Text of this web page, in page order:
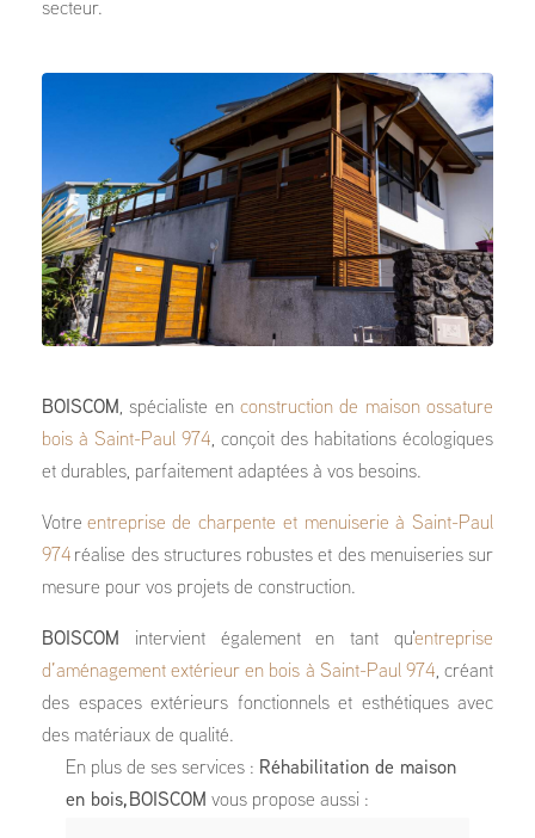
secteur.
BOISCOM , spécialiste en construction de maison ossature
bois à Saint-Paul 974, conçoit des habitations écologiques
et durables, parfaitement adaptées à vos besoins.
Votre entreprise de charpente et menuiserie à Saint-Paul
974 réalise des structures robustes et des menuiseries sur
mesure pour vos projets de construction.
BOISCOM intervient également en tant qu'entreprise
d’aménagement extérieur en bois à Saint-Paul 974, créant
des espaces extérieurs fonctionnels et esthétiques avec
des matériaux de qualité.
En plus de ses services : Réhabilitation de maison
en bois, BOISCOM vous propose aussi :